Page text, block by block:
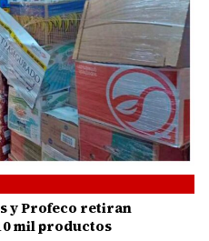
y Profeco retiran
mil productos